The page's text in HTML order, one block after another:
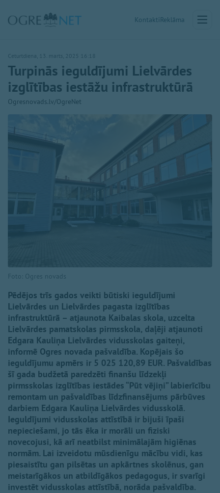
KontaktiReklāma
Ceturtdiena, 13. marts, 2025 16:18
Turpinās ieguldījumi Lielvārdes
izglītības iestāžu infrastruktūrā
Ogresnovads.lv/OgreNet
Foto: Ogres novads
Pēdējos trīs gados veikti būtiski ieguldījumi
Lielvārdes un Lielvārdes pagasta izglītības
infrastruktūrā – atjaunota Kaibalas skola, uzcelta
Lielvārdes pamatskolas pirmsskola, daļēji atjaunoti
Edgara Kauliņa Lielvārdes vidusskolas gaiteņi,
informē Ogres novada pašvaldība. Kopējais šo
ieguldījumu apmērs ir 5 025 120,89 EUR. Pašvaldības
šī gada budžetā paredzēti finanšu līdzekļi
pirmsskolas izglītības iestādes “Pūt vējiņi” labierīcību
remontam un pašvaldības līdzfinansējums pārbūves
darbiem Edgara Kauliņa Lielvārdes vidusskolā.
Ieguldījumi vidusskolas attīstībā ir bijuši īpaši
nepieciešami, jo tās ēka ir morāli un fiziski
novecojusi, kā arī neatbilst minimālajām higiēnas
normām. Lai izveidotu mūsdienīgu mācību vidi, kas
piesaistītu gan pilsētas un apkārtnes skolēnus, gan
meistarīgākos un atbildīgākos pedagogus, ir svarīgi
investēt vidusskolas attīstībā, norāda pašvaldība.